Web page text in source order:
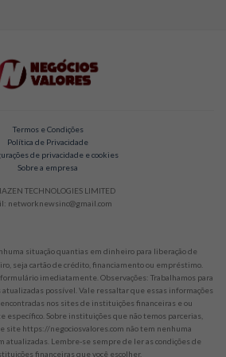
Termos e Condições
Política de Privacidade
de privacidade e cookies
Sobre a empresa
TECHNOLOGIES LIMITED
networknewsinc@gmail.com
situação quantias em dinheiro para liberação de
seja cartão de crédito, financiamento ou empréstimo.
imediatamente. Observações: Trabalhamos para
possível. Vale ressaltar que essas informações
nos sites de instituições financeiras e ou
específico. Sobre instituições que não temos parcerias,
site https://negociosvalores.com não tem nenhuma
atualizadas. Lembre-se sempre de ler as condições de
financeiras que você escolher.